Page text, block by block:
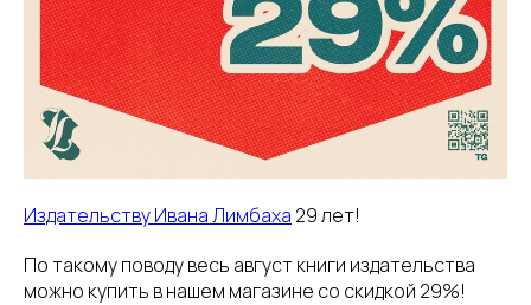
Издательству Ивана Лимбаха 29 лет!
По такому поводу весь август книги издательства
можно купить в нашем магазине со скидкой 29%!